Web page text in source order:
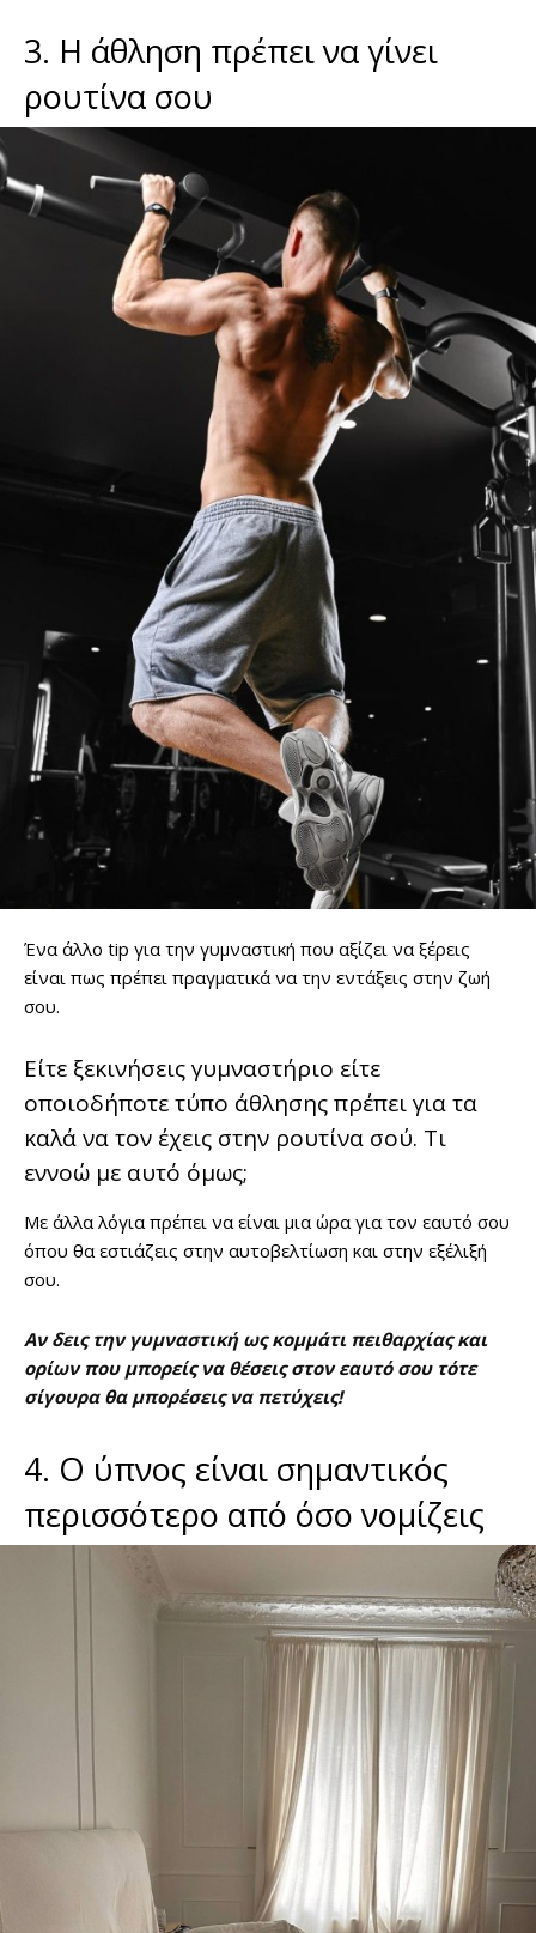
3. Η άθληση πρέπει να γίνει
ρουτίνα σου
Ένα άλλο tip για την γυμναστική που αξίζει να ξέρεις
είναι πως πρέπει πραγματικά να την εντάξεις στην ζωή
σου.
Είτε ξεκινήσεις γυμναστήριο είτε
οποιοδήποτε τύπο άθλησης πρέπει για τα
καλά να τον έχεις στην ρουτίνα σού. Τι
εννοώ με αυτό όμως;
Με άλλα λόγια πρέπει να είναι μια ώρα για τον εαυτό σου
όπου θα εστιάζεις στην αυτοβελτίωση και στην εξέλιξή
σου.
Αν δεις την γυμναστική ως κομμάτι πειθαρχίας και
ορίων που μπορείς να θέσεις στον εαυτό σου τότε
σίγουρα θα μπορέσεις να πετύχεις!
4. Ο ύπνος είναι σημαντικός
περισσότερο από όσο νομίζεις